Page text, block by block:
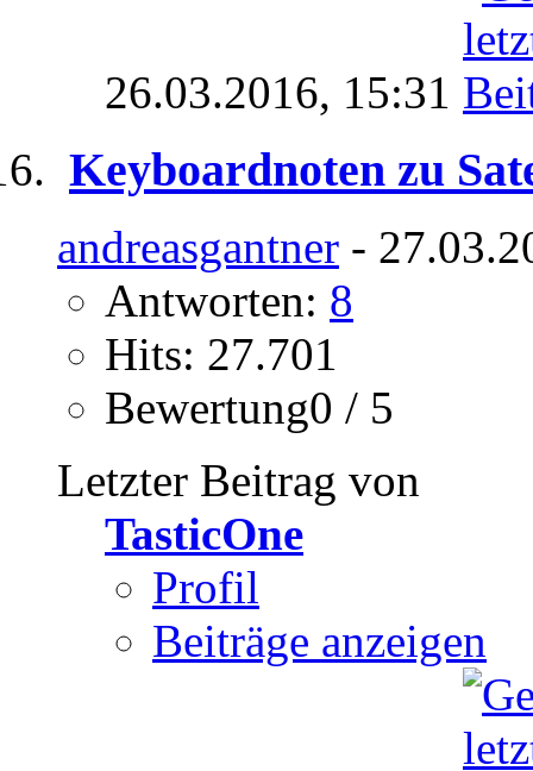
26.03.2016, 15:31
Keyboardnoten zu
andreasgantner -
Antworten: 8
Hits: 27.701
Bewertung0 / 5
Letzter Beitrag von
TasticOne
Profil
Beiträge anzeigen